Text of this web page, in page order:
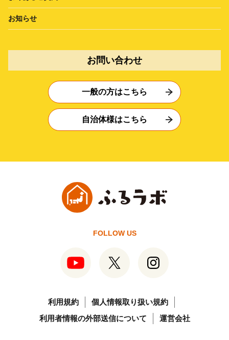
お知らせ
お問い合わせ
一般の方はこちら
自治体様はこちら
FOLLOW US
利用規約
個人情報取り扱い規約
利用者情報の外部送信について
運営会社